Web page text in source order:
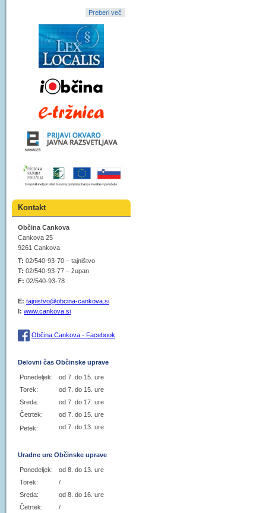
Preberi več
Kontakt
Občina Cankova
Cankova 25
9261 Cankova
T: 02/540-93-70 – tajništvo
T: 02/540-93-77 – župan
F: 02/540-93-78
E: tajnistvo@obcina-cankova.si
I: www.cankova.si
Občina Cankova - Facebook
Delovni čas Občinske uprave
Ponedeljek:
od 7. do 15. ure
Torek:
od 7. do 15. ure
Sreda:
od 7. do 17. ure
Četrtek:
od 7. do 15. ure
Petek:
od 7. do 13. ure
Uradne ure Občinske uprave
Ponedeljek:
od 8. do 13. ure
Torek:
/
Sreda:
od 8. do 16. ure
Četrtek:
/